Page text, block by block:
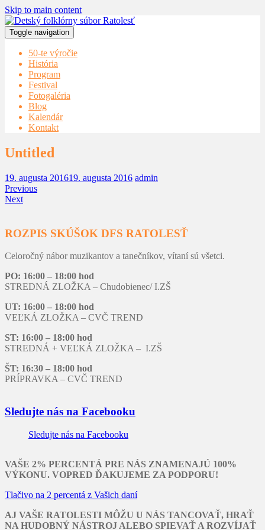
Skip to main content
Toggle navigation
50-te výročie
História
Program
Festival
Fotogaléria
Blog
Kalendár
Kontakt
Untitled
19. augusta 201619. augusta 2016 admin
Previous
Next
ROZPIS SKÚŠOK DFS RATOLESŤ
Celoročný nábor muzikantov a tanečníkov, vítaní sú všetci.
PO: 16:00 – 18:00 hod
STREDNÁ ZLOŽKA – Chudobienec/ I.ZŠ
UT: 16:00 – 18:00 hod
VEĽKÁ ZLOŽKA – CVČ TREND
ST: 16:00 – 18:00 hod
STREDNÁ + VEĽKÁ ZLOŽKA – I.ZŠ
ŠT: 16:30 – 18:00 hod
PRÍPRAVKA – CVČ TREND
Sledujte nás na Facebooku
Sledujte nás na Facebooku
VAŠE 2% PERCENTÁ PRE NÁS ZNAMENAJÚ 100%
VÝKONU. VOPRED ĎAKUJEME ZA PODPORU!
Tlačivo na 2 percentá z Vašich daní
AJ VAŠE RATOLESTI MÔŽU U NÁS TANCOVAŤ, HRAŤ
NA HUDOBNÝ NÁSTROJ ALEBO SPIEVAŤ A ROZVÍJAŤ